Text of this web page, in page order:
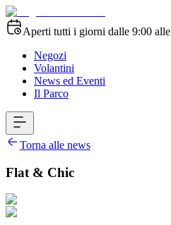
Aperti tutti i giorni dalle 9:00
Negozi
Volantini
News ed Eventi
Il Parco
Torna alle news
Flat & Chic